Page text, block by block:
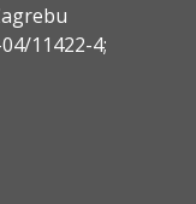
11422-4;